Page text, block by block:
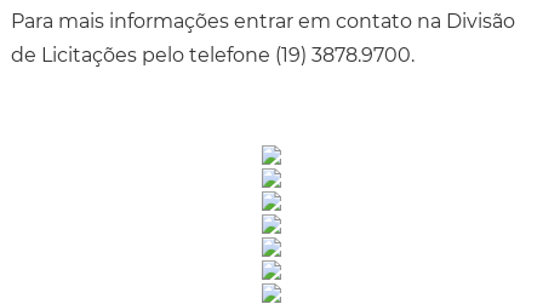
Para mais informações entrar em contato na Divisão
de Licitações pelo telefone (19) 3878.9700.